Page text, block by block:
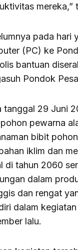
mereka,”
pada hari
(PC) ke
bantuan
Pondok
tanggal 29 Juni
pewarna
bibit
iklim dan
di tahun 2060
dalam
dan rengat
dalam
lalu.